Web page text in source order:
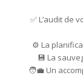
✅ L’audit de
⚙️ La
💾 La
🧑‍💼 Un